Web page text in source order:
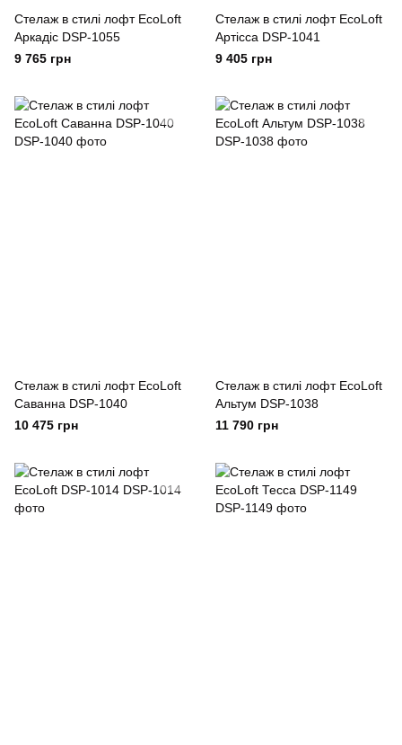
Стелаж в стилі лофт EcoLoft
Аркадіс DSP-1055
9 765 грн
Стелаж в стилі лофт EcoLoft
Артісса DSP-1041
9 405 грн
Стелаж в стилі лофт EcoLoft
Саванна DSP-1040
10 475 грн
Стелаж в стилі лофт EcoLoft
Альтум DSP-1038
11 790 грн